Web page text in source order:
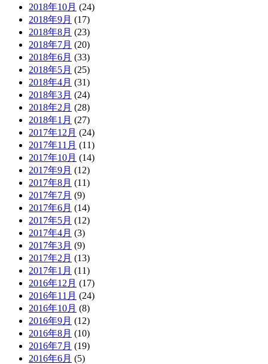
2018年10月 (24)
2018年9月 (17)
2018年8月 (23)
2018年7月 (20)
2018年6月 (33)
2018年5月 (25)
2018年4月 (31)
2018年3月 (24)
2018年2月 (28)
2018年1月 (27)
2017年12月 (24)
2017年11月 (11)
2017年10月 (14)
2017年9月 (12)
2017年8月 (11)
2017年7月 (9)
2017年6月 (14)
2017年5月 (12)
2017年4月 (3)
2017年3月 (9)
2017年2月 (13)
2017年1月 (11)
2016年12月 (17)
2016年11月 (24)
2016年10月 (8)
2016年9月 (12)
2016年8月 (10)
2016年7月 (19)
2016年6月 (5)